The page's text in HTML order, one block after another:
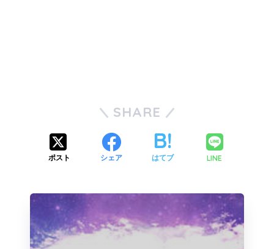
SHARE
ポスト シェア はてブ LINE